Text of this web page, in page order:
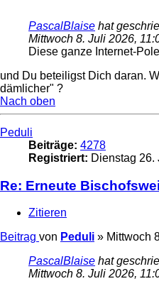
PascalBlaise hat
Mittwoch 8. Juli 2026,
Diese ganze Internet-
und Du beteiligst Dich daran.
dämlicher" ?
Nach oben
Peduli
Beiträge: 4278
Registriert: Dienstag 26.
Re: Erneute
Zitieren
Beitrag von Peduli » Mittwoch
PascalBlaise hat
Mittwoch 8. Juli 2026,